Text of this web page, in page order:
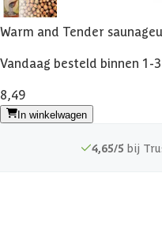
Warm and Tender
Vandaag besteld binnen 1-
8,49
In winkelwagen
4,65/5 bij